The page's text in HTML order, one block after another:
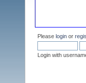
Please login or
Login with